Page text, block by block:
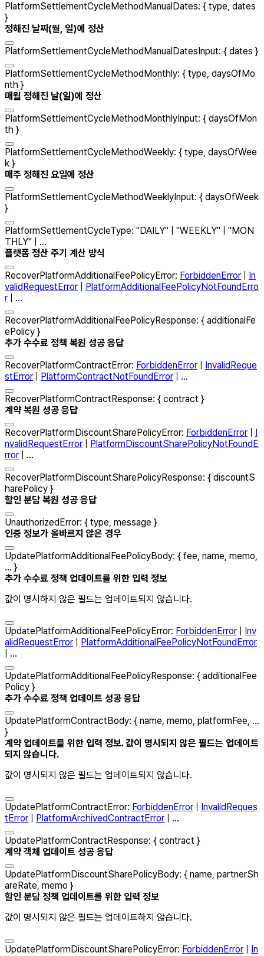
PlatformSettlementCycleMethodManualDates: { type, dates
}
정해진 날짜(월, 일)에 정산
PlatformSettlementCycleMethodManualDatesInput: { dates }
PlatformSettlementCycleMethodMonthly: { type, daysOfMo
nth }
매월 정해진 날(일)에 정산
PlatformSettlementCycleMethodMonthlyInput: { daysOfMon
th }
PlatformSettlementCycleMethodWeekly: { type, daysOfWee
k }
매주 정해진 요일에 정산
PlatformSettlementCycleMethodWeeklyInput: { daysOfWeek
}
PlatformSettlementCycleType: "DAILY" "WEEKLY" "MON
THLY" | ...
플랫폼 정산 주기 계산 방식
RecoverPlatformAdditionalFeePolicyError: ForbiddenError
In
validRequestError
PlatformAdditionalFeePolicyNotFoundErro
r | ...
RecoverPlatformAdditionalFeePolicyResponse: { additionalFe
ePolicy }
추가 수수료 정책 복원 성공 응답
RecoverPlatformContractError: ForbiddenError
InvalidReque
stError
PlatformContractNotFoundError | ...
RecoverPlatformContractResponse: { contract }
계약 복원 성공 응답
RecoverPlatformDiscountSharePolicyError: ForbiddenError
I
nvalidRequestError
PlatformDiscountSharePolicyNotFoundE
rror | ...
RecoverPlatformDiscountSharePolicyResponse: { discountS
harePolicy }
할인 분담 복원 성공 응답
UnauthorizedError: { type, message }
인증 정보가 올바르지 않은 경우
UpdatePlatformAdditionalFeePolicyBody: { fee, name, memo,
... }
추가 수수료 정책 업데이트를 위한 입력 정보
값이 명시하지 않은 필드는 업데이트되지 않습니다.
UpdatePlatformAdditionalFeePolicyError: ForbiddenError
Inv
alidRequestError
PlatformAdditionalFeePolicyNotFoundError
| ...
UpdatePlatformAdditionalFeePolicyResponse: { additionalFee
Policy }
추가 수수료 정책 업데이트 성공 응답
UpdatePlatformContractBody: { name, memo, platformFee, ...
}
계약 업데이트를 위한 입력 정보. 값이 명시되지 않은 필드는 업데이트
되지 않습니다.
값이 명시되지 않은 필드는 업데이트되지 않습니다.
UpdatePlatformContractError: ForbiddenError
InvalidReques
tError
PlatformArchivedContractError | ...
UpdatePlatformContractResponse: { contract }
계약 객체 업데이트 성공 응답
UpdatePlatformDiscountSharePolicyBody: { name, partnerSh
areRate, memo }
할인 분담 정책 업데이트를 위한 입력 정보
값이 명시되지 않은 필드는 업데이트하지 않습니다.
UpdatePlatformDiscountSharePolicyError: ForbiddenError
In